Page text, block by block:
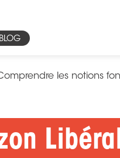
BLOG
les notions